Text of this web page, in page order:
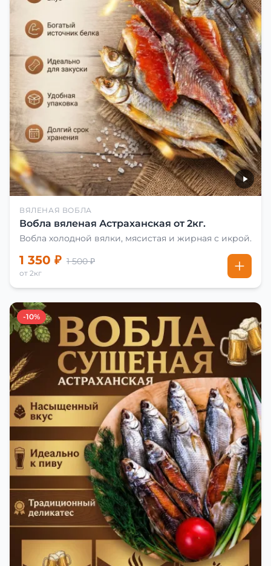
ВЯЛЕНАЯ ВОБЛА
Вобла вяленая Астраханская от 2кг.
Вобла холодной вялки, мясистая и жирная с икрой.
1 350 ₽ 1 500 ₽
от 2кг
-10%